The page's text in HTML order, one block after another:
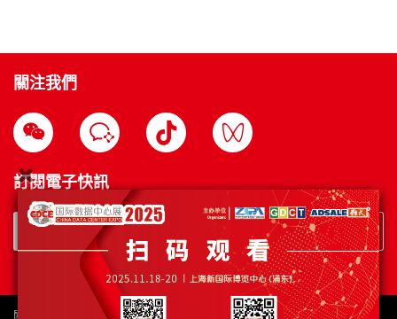
關注我們
訂閱電子快訊
訂閱
關於我們 使用條款 隱私政策 聯繫我們 雅式展會項目